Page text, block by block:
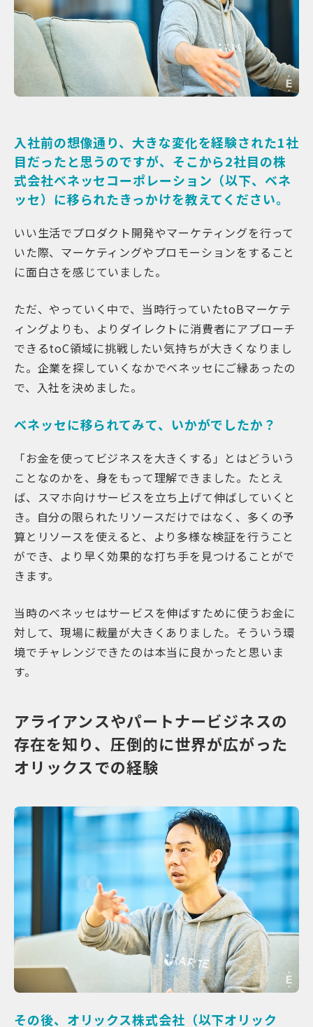
入社前の想像通り、大きな変化を経験された1社
目だったと思うのですが、そこから2社目の株
式会社ベネッセコーポレーション（以下、ベネ
ッセ）に移られたきっかけを教えてください。
いい生活でプロダクト開発やマーケティングを行って
いた際、マーケティングやプロモーションをすること
に面白さを感じていました。
ただ、やっていく中で、当時行っていたtoBマーケテ
ィングよりも、よりダイレクトに消費者にアプローチ
できるtoC領域に挑戦したい気持ちが大きくなりまし
た。企業を探していくなかでベネッセにご縁あったの
で、入社を決めました。
ベネッセに移られてみて、いかがでしたか？
「お金を使ってビジネスを大きくする」とはどういう
ことなのかを、身をもって理解できました。たとえ
ば、スマホ向けサービスを立ち上げて伸ばしていくと
き。自分の限られたリソースだけではなく、多くの予
算とリソースを使えると、より多様な検証を行うこと
ができ、より早く効果的な打ち手を見つけることがで
きます。
当時のベネッセはサービスを伸ばすために使うお金に
対して、現場に裁量が大きくありました。そういう環
境でチャレンジできたのは本当に良かったと思いま
す。
アライアンスやパートナービジネスの
存在を知り、圧倒的に世界が広がった
オリックスでの経験
その後、オリックス株式会社（以下オリック